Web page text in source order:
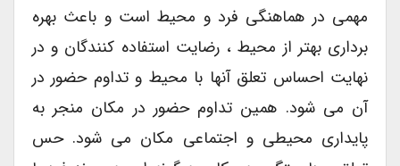
مهمی در هماهنگی فرد و محیط است و باعث بهره
برداری بهتر از محیط ، رضایت استفاده کنندگان و در
نهایت احساس تعلق آنها با محیط و تداوم حضور در
آن می شود. همین تداوم حضور در مکان منجر به
پایداری محیطی و اجتماعی مکان می شود. حس